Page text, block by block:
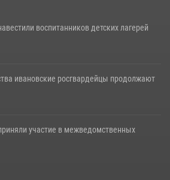
воспитанников детских лагерей
ивановские росгвардейцы продолжают
участие в межведомственных